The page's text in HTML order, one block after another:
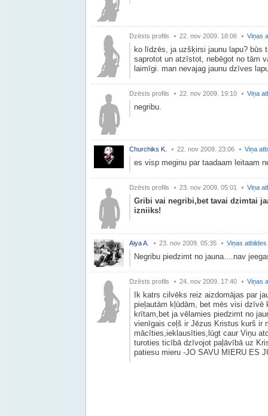
Dzēsts profils 22. nov 2009. 18:06 Viņas
ko līdzēs, ja uzšķirsi jaunu lapu? būs
saprotot un atzīstot, nebēgot no tām
laimīgi. man nevajag jaunu dzīves
Dzēsts profils 22. nov 2009. 19:10 Viņa
negribu.
Churchiks K. 22. nov 2009. 23:06 Viņa
es visp meginu par taadaam leitaam
Dzēsts profils 23. nov 2009. 05:01 Viņa
Gribi vai negribi,bet tavai dzimtai
izniiks!
Aiya A. 23. nov 2009. 05:35 Viņas atbildes
Negribu piedzimt no jauna....nav
Dzēsts profils 24. nov 2009. 17:40 Viņas
Ik katrs cilvēks reiz aizdomājas par
pieļautām kļūdām, bet mēs visi
krītam,bet ja vēlamies piedzimt no
vienīgais ceļš ir Jēzus Kristus kurš ir
mācīties,ieklausīties,lūgt caur Viņu
turoties ticībā dzīvojot paļāvībā uz
patiesu mieru -JO SAVU MIERU ES